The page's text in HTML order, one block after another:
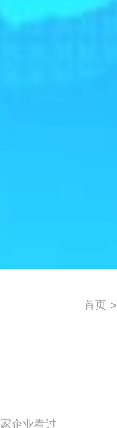
首页 >
家企业看过